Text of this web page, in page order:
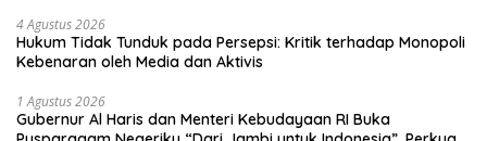
4 Agustus 2026
Hukum Tidak Tunduk pada Persepsi: Kritik terhadap Monopoli
Kebenaran oleh Media dan Aktivis
1 Agustus 2026
Gubernur Al Haris dan Menteri Kebudayaan RI Buka